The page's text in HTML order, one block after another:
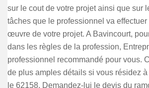
sur le cout de votre projet ainsi que sur
tâches que le professionnel va
œuvre de votre projet. A Bavincourt,
dans les règles de la profession,
professionnel recommandé pour vous.
de plus amples détails si vous résidez
le 62158. Demandez-lui le devis du